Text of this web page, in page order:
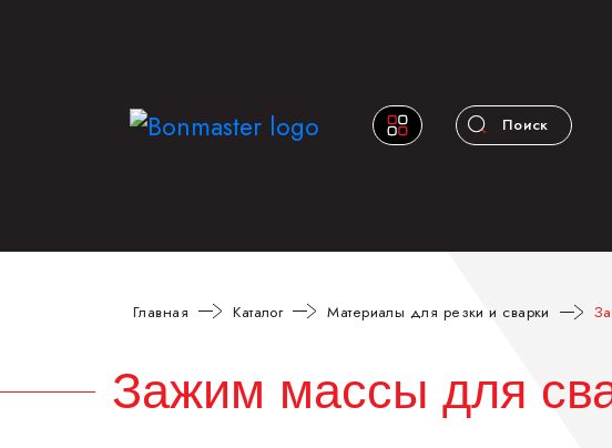
Поиск
Главная Каталог Материалы для резки и сварки
Зажим массы для